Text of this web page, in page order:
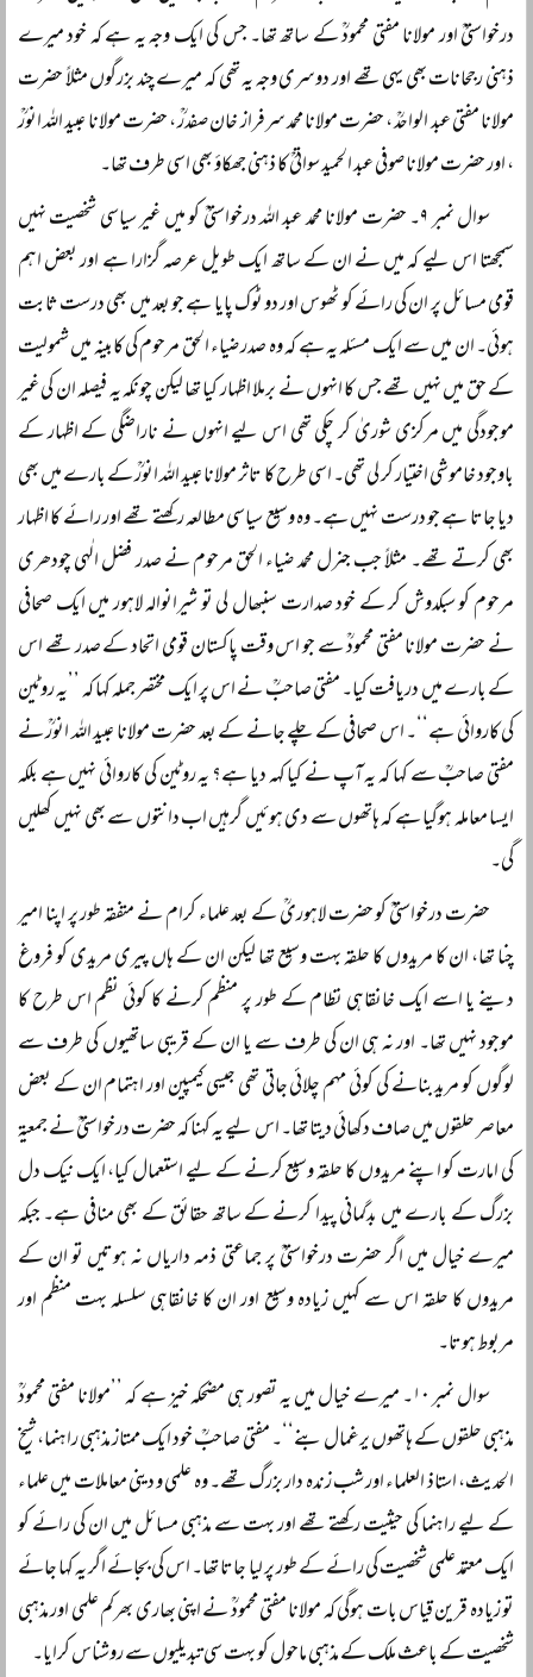
درخواستیؒ اور مولانا مفتی محمودؒ کے ساتھ تھا۔ جس کی ایک وجہ یہ ہے کہ خود میرے
ذہنی رجحانات بھی یہی تھے اور دوسری وجہ یہ تھی کہ میرے چند بزرگوں مثلاً حضرت
مولانا مفتی عبد الواحدؒ ، حضرت مولانا محمد سرفراز خان صفدرؒ ، حضرت مولانا عبید اللہ انورؒ
، اور حضرت مولانا صوفی عبد الحمید سواتیؒ کا ذہنی جھکاؤ بھی اسی طرف تھا۔
سوال نمبر ۹۔ حضرت مولانا محمد عبد اللہ درخواستیؒ کو میں غیر سیاسی شخصیت نہیں
سمجھتا اس لیے کہ میں نے ان کے ساتھ ایک طویل عرصہ گزارا ہے اور بعض اہم
قومی مسائل پر ان کی رائے کو ٹھوس اور دو ٹوک پایا ہے جو بعد میں بھی درست ثابت
ہوئی۔ ان میں سے ایک مسئلہ یہ ہے کہ وہ صدر ضیاء الحق مرحوم کی کابینہ میں شمولیت
کے حق میں نہیں تھے جس کا انہوں نے برملا اظہار کیا تھا لیکن چونکہ یہ فیصلہ ان کی غیر
موجودگی میں مرکزی شوریٰ کر چکی تھی اس لیے انہوں نے ناراضگی کے اظہار کے
باوجود خاموشی اختیار کر لی تھی۔ اسی طرح کا تاثر مولانا عبید اللہ انورؒ کے بارے میں بھی
دیا جاتا ہے جو درست نہیں ہے۔ وہ وسیع سیاسی مطالعہ رکھتے تھے اور رائے کا اظہار
بھی کرتے تھے۔ مثلاً جب جنرل محمد ضیاء الحق مرحوم نے صدر فضل الٰہی چودھری
مرحوم کو سبکدوش کر کے خود صدارت سنبھال لی تو شیرانوالہ لاہور میں ایک صحافی
نے حضرت مولانا مفتی محمودؒ سے جو اس وقت پاکستان قومی اتحاد کے صدر تھے اس
کے بارے میں دریافت کیا۔ مفتی صاحبؒ نے اس پر ایک مختصر جملہ کہا کہ ’’یہ روٹین
کی کاروائی ہے‘‘۔ اس صحافی کے چلے جانے کے بعد حضرت مولانا عبید اللہ انورؒ نے
مفتی صاحبؒ سے کہا کہ یہ آپ نے کیا کہہ دیا ہے؟ یہ روٹین کی کاروائی نہیں ہے بلکہ
ایسا معاملہ ہوگیا ہے کہ ہاتھوں سے دی ہوئیں گرہیں اب دانتوں سے بھی نہیں کھلیں
گی۔
حضرت درخواستیؒ کو حضرت لاہوریؒ کے بعد علماء کرام نے متفقہ طور پر اپنا امیر
چنا تھا، ان کا مریدوں کا حلقہ بہت وسیع تھا لیکن ان کے ہاں پیری مریدی کو فروغ
دینے یا اسے ایک خانقاہی نظام کے طور پر منظم کرنے کا کوئی نظم اس طرح کا
موجود نہیں تھا۔ اور نہ ہی ان کی طرف سے یا ان کے قریبی ساتھیوں کی طرف سے
لوگوں کو مرید بنانے کی کوئی مہم چلائی جاتی تھی جیسی کیمپین اور اہتمام ان کے بعض
معاصر حلقوں میں صاف دکھائی دیتا تھا۔ اس لیے یہ کہنا کہ حضرت درخواستیؒ نے جمعیۃ
کی امارت کو اپنے مریدوں کا حلقہ وسیع کرنے کے لیے استعمال کیا، ایک نیک دل
بزرگ کے بارے میں بدگمانی پیدا کرنے کے ساتھ حقائق کے بھی منافی ہے۔ جبکہ
میرے خیال میں اگر حضرت درخواستیؒ پر جماعتی ذمہ داریاں نہ ہوتیں تو ان کے
مریدوں کا حلقہ اس سے کہیں زیادہ وسیع اور ان کا خانقاہی سلسلہ بہت منظم اور
مربوط ہوتا۔
سوال نمبر ۱۰۔ میرے خیال میں یہ تصور ہی مضحکہ خیز ہے کہ ’’مولانا مفتی محمودؒ
مذہبی حلقوں کے ہاتھوں یرغمال بنے‘‘۔ مفتی صاحبؒ خود ایک ممتاز مذہبی راہنما، شیخ
الحدیث، استاذ العلماء اور شب زندہ دار بزرگ تھے۔ وہ علمی و دینی معاملات میں علماء
کے لیے راہنما کی حیثیت رکھتے تھے اور بہت سے مذہبی مسائل میں ان کی رائے کو
ایک معتمد علمی شخصیت کی رائے کے طور پر لیا جاتا تھا۔ اس کی بجائے اگر یہ کہا جائے
تو زیادہ قرین قیاس بات ہوگی کہ مولانا مفتی محمودؒ نے اپنی بھاری بھرکم علمی اور مذہبی
شخصیت کے باعث ملک کے مذہبی ماحول کو بہت سی تبدیلیوں سے روشناس کرایا۔